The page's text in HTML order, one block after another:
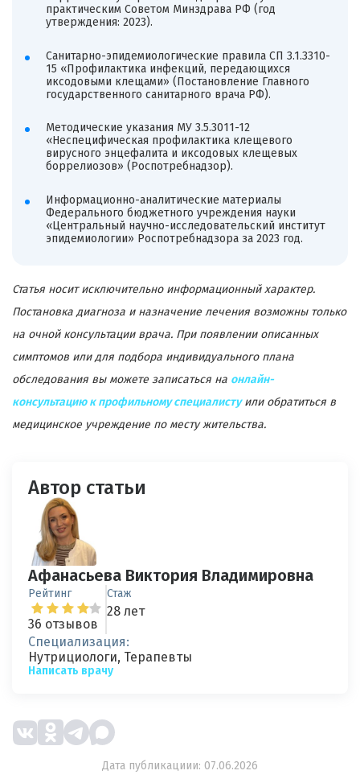
практическим Советом Минздрава РФ (год
утверждения: 2023).
Санитарно-эпидемиологические правила СП 3.1.3310-
15 «Профилактика инфекций, передающихся
иксодовыми клещами» (Постановление Главного
государственного санитарного врача РФ).
Методические указания МУ 3.5.3011-12
«Неспецифическая профилактика клещевого
вирусного энцефалита и иксодовых клещевых
боррелиозов» (Роспотребнадзор).
Информационно-аналитические материалы
Федерального бюджетного учреждения науки
«Центральный научно-исследовательский институт
эпидемиологии» Роспотребнадзора за 2023 год.
Статья носит исключительно информационный характер.
Постановка диагноза и назначение лечения возможны только
на очной консультации врача. При появлении описанных
симптомов или для подбора индивидуального плана
обследования вы можете записаться на онлайн-
консультацию к профильному специалистуили обратиться в
медицинское учреждение по месту жительства.
Автор статьи
Афанасьева Виктория Владимировна
Рейтинг
36 отзывов
Стаж
28 лет
Специализация:
Нутрициологи, Терапевты
Написать врачу
Дата публикациии: 07.06.2026